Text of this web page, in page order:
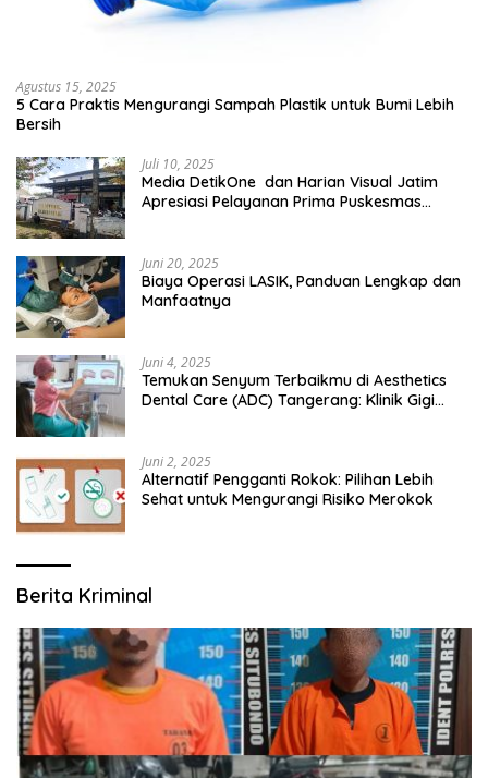
Agustus 15, 2025
5 Cara Praktis Mengurangi Sampah Plastik untuk Bumi Lebih
Bersih
Juli 10, 2025
Media DetikOne dan Harian Visual Jatim
Apresiasi Pelayanan Prima Puskesmas
Juni 20, 2025
Biaya Operasi LASIK, Panduan Lengkap dan
Manfaatnya
Juni 4, 2025
Temukan Senyum Terbaikmu di Aesthetics
Dental Care (ADC) Tangerang: Klinik Gigi
Juni 2, 2025
Alternatif Pengganti Rokok: Pilihan Lebih
Sehat untuk Mengurangi Risiko Merokok
Berita Kriminal